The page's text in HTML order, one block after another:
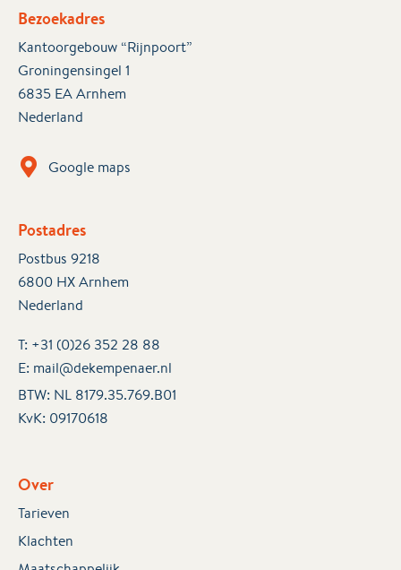
Bezoekadres
Kantoorgebouw “Rijnpoort”
Groningensingel 1
6835 EA Arnhem
Nederland
Google maps
Postadres
Postbus 9218
6800 HX Arnhem
Nederland
T: +31 (0)26 352 28 88
E: mail@dekempenaer.nl
BTW: NL 8179.35.769.B01
KvK: 09170618
Over
Tarieven
Klachten